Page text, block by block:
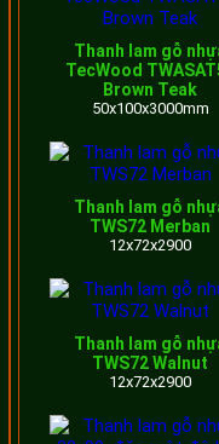
lam rỗng
TWR80
TWR100
Cập nhật bảng giá
cho
Các ưu điểm
trời
Không cong vênh,
Thanh lam gỗ
TecWood
Brown Teak
50x100x3000mm
Thanh lam gỗ
TWS72 Merban
12x72x2900
Thanh lam gỗ
TWS72 Walnut
12x72x2900